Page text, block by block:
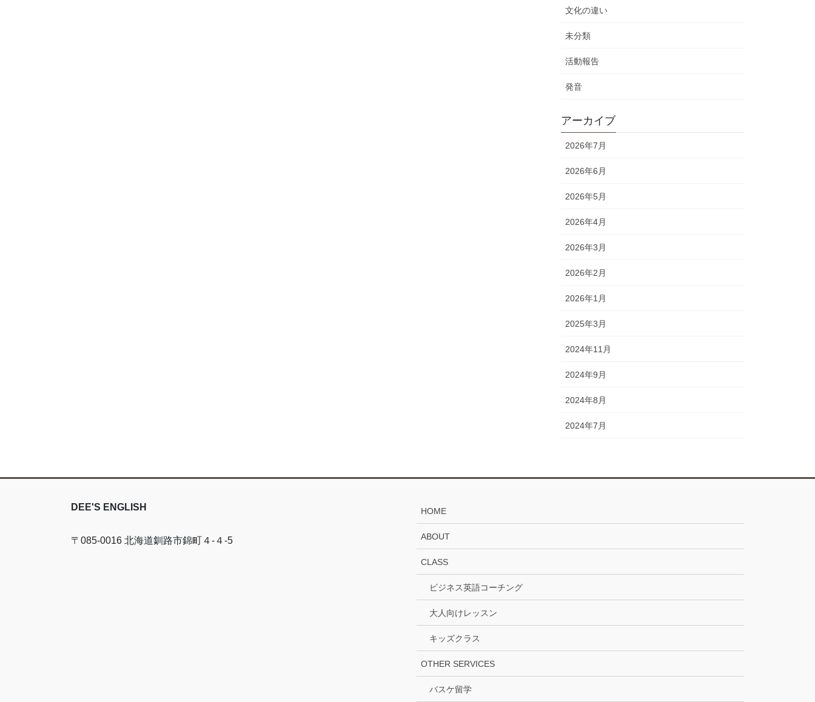
文化の違い
未分類
活動報告
発音
アーカイブ
2026年7月
2026年6月
2026年5月
2026年4月
2026年3月
2026年2月
2026年1月
2025年3月
2024年11月
2024年9月
2024年8月
2024年7月
DEE'S ENGLISH
〒085-0016 北海道釧路市錦町４-４-5
HOME
ABOUT
CLASS
ビジネス英語コーチング
大人向けレッスン
キッズクラス
OTHER SERVICES
バスケ留学